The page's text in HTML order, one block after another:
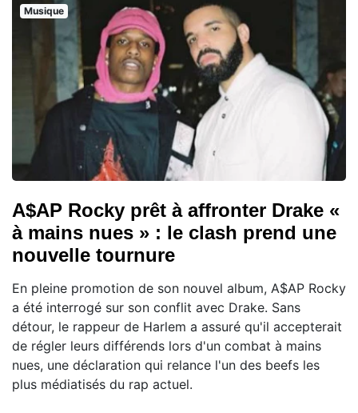
Musique
A$AP Rocky prêt à affronter Drake «
à mains nues » : le clash prend une
nouvelle tournure
En pleine promotion de son nouvel album, A$AP Rocky
a été interrogé sur son conflit avec Drake. Sans
détour, le rappeur de Harlem a assuré qu'il accepterait
de régler leurs différends lors d'un combat à mains
nues, une déclaration qui relance l'un des beefs les
plus médiatisés du rap actuel.